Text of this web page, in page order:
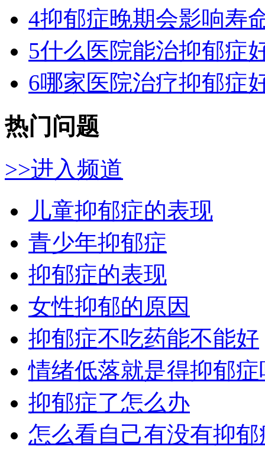
4抑郁症晚期会影响寿
5什么医院能治抑郁症
6哪家医院治疗抑郁症
热门问题
>>进入频道
儿童抑郁症的表现
青少年抑郁症
抑郁症的表现
女性抑郁的原因
抑郁症不吃药能不能好
情绪低落就是得抑郁症
抑郁症了怎么办
怎么看自己有没有抑郁